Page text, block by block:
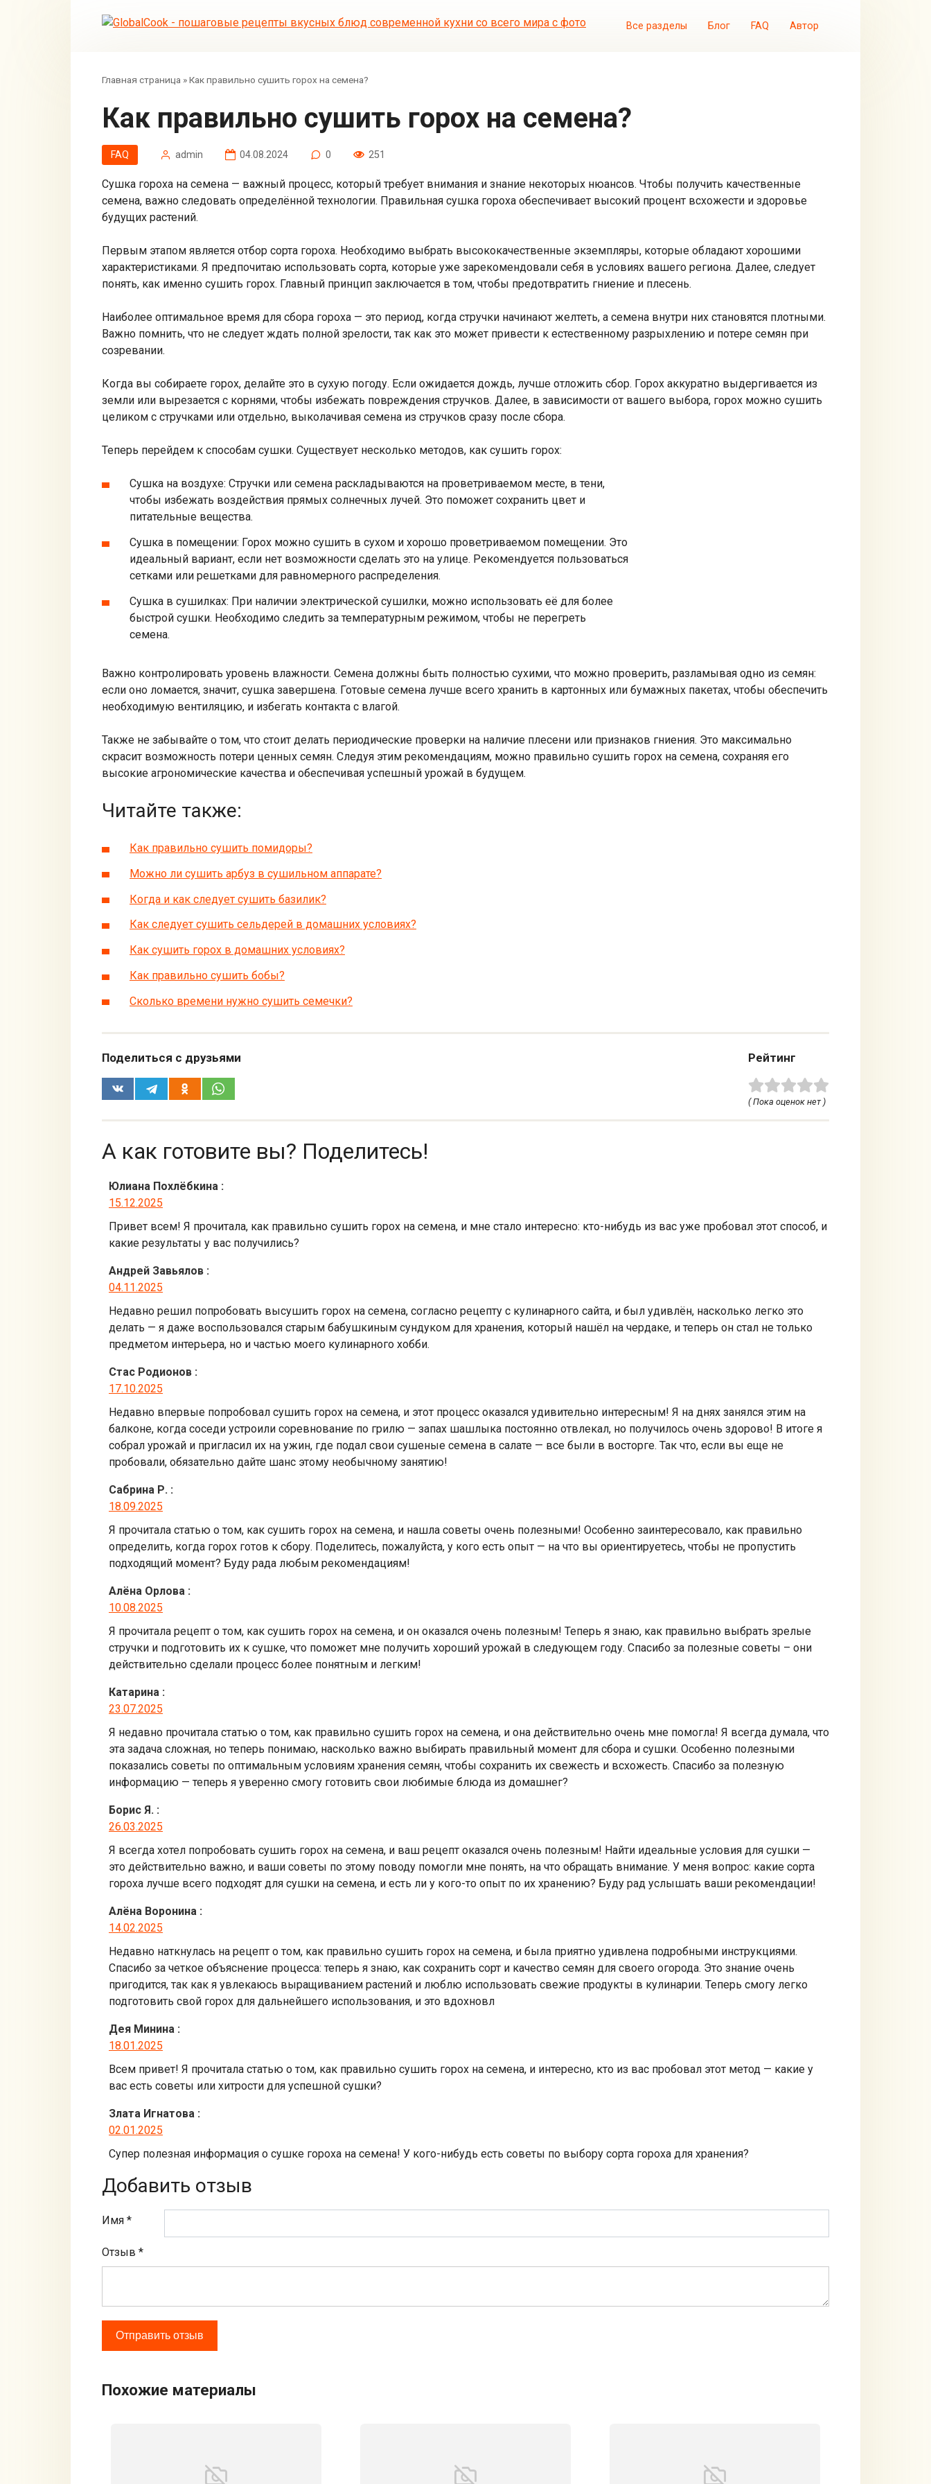
Все разделы Блог FAQ Автор
Главная страница »Как правильно сушить горох на семена?
Как правильно сушить горох на семена?
FAQ admin 04.08.2024 0 251
Сушка гороха на семена — важный процесс, который требует внимания и знание некоторых нюансов. Чтобы получить качественные
семена, важно следовать определённой технологии. Правильная сушка гороха обеспечивает высокий процент всхожести и здоровье
будущих растений.
Первым этапом является отбор сорта гороха. Необходимо выбрать высококачественные экземпляры, которые обладают хорошими
характеристиками. Я предпочитаю использовать сорта, которые уже зарекомендовали себя в условиях вашего региона. Далее, следует
понять, как именно сушить горох. Главный принцип заключается в том, чтобы предотвратить гниение и плесень.
Наиболее оптимальное время для сбора гороха — это период, когда стручки начинают желтеть, а семена внутри них становятся плотными.
Важно помнить, что не следует ждать полной зрелости, так как это может привести к естественному разрыхлению и потере семян при
созревании.
Когда вы собираете горох, делайте это в сухую погоду. Если ожидается дождь, лучше отложить сбор. Горох аккуратно выдергивается из
земли или вырезается с корнями, чтобы избежать повреждения стручков. Далее, в зависимости от вашего выбора, горох можно сушить
целиком с стручками или отдельно, выколачивая семена из стручков сразу после сбора.
Теперь перейдем к способам сушки. Существует несколько методов, как сушить горох:
Сушка на воздухе: Стручки или семена раскладываются на проветриваемом месте, в тени,
чтобы избежать воздействия прямых солнечных лучей. Это поможет сохранить цвет и
питательные вещества.
Сушка в помещении: Горох можно сушить в сухом и хорошо проветриваемом помещении. Это
идеальный вариант, если нет возможности сделать это на улице. Рекомендуется пользоваться
сетками или решетками для равномерного распределения.
Сушка в сушилках: При наличии электрической сушилки, можно использовать её для более
быстрой сушки. Необходимо следить за температурным режимом, чтобы не перегреть
семена.
Важно контролировать уровень влажности. Семена должны быть полностью сухими, что можно проверить, разламывая одно из семян:
если оно ломается, значит, сушка завершена. Готовые семена лучше всего хранить в картонных или бумажных пакетах, чтобы обеспечить
необходимую вентиляцию, и избегать контакта с влагой.
Также не забывайте о том, что стоит делать периодические проверки на наличие плесени или признаков гниения. Это максимально
скрасит возможность потери ценных семян. Следуя этим рекомендациям, можно правильно сушить горох на семена, сохраняя его
высокие агрономические качества и обеспечивая успешный урожай в будущем.
Читайте также:
Как правильно сушить помидоры?
Можно ли сушить арбуз в сушильном аппарате?
Когда и как следует сушить базилик?
Как следует сушить сельдерей в домашних условиях?
Как сушить горох в домашних условиях?
Как правильно сушить бобы?
Сколько времени нужно сушить семечки?
Поделиться с друзьями Рейтинг
( Пока оценок нет )
А как готовите вы? Поделитесь!
Юлиана Похлёбкина :
15.12.2025
Привет всем! Я прочитала, как правильно сушить горох на семена, и мне стало интересно: кто-нибудь из вас уже пробовал этот способ, и
какие результаты у вас получились?
Андрей Завьялов :
04.11.2025
Недавно решил попробовать высушить горох на семена, согласно рецепту с кулинарного сайта, и был удивлён, насколько легко это
делать — я даже воспользовался старым бабушкиным сундуком для хранения, который нашёл на чердаке, и теперь он стал не только
предметом интерьера, но и частью моего кулинарного хобби.
Стас Родионов :
17.10.2025
Недавно впервые попробовал сушить горох на семена, и этот процесс оказался удивительно интересным! Я на днях занялся этим на
балконе, когда соседи устроили соревнование по грилю — запах шашлыка постоянно отвлекал, но получилось очень здорово! В итоге я
собрал урожай и пригласил их на ужин, где подал свои сушеные семена в салате — все были в восторге. Так что, если вы еще не
пробовали, обязательно дайте шанс этому необычному занятию!
Сабрина Р. :
18.09.2025
Я прочитала статью о том, как сушить горох на семена, и нашла советы очень полезными! Особенно заинтересовало, как правильно
определить, когда горох готов к сбору. Поделитесь, пожалуйста, у кого есть опыт — на что вы ориентируетесь, чтобы не пропустить
подходящий момент? Буду рада любым рекомендациям!
Алёна Орлова :
10.08.2025
Я прочитала рецепт о том, как сушить горох на семена, и он оказался очень полезным! Теперь я знаю, как правильно выбрать зрелые
стручки и подготовить их к сушке, что поможет мне получить хороший урожай в следующем году. Спасибо за полезные советы – они
действительно сделали процесс более понятным и легким!
Катарина :
23.07.2025
Я недавно прочитала статью о том, как правильно сушить горох на семена, и она действительно очень мне помогла! Я всегда думала, что
эта задача сложная, но теперь понимаю, насколько важно выбирать правильный момент для сбора и сушки. Особенно полезными
показались советы по оптимальным условиям хранения семян, чтобы сохранить их свежесть и всхожесть. Спасибо за полезную
информацию — теперь я уверенно смогу готовить свои любимые блюда из домашнег?
Борис Я. :
26.03.2025
Я всегда хотел попробовать сушить горох на семена, и ваш рецепт оказался очень полезным! Найти идеальные условия для сушки —
это действительно важно, и ваши советы по этому поводу помогли мне понять, на что обращать внимание. У меня вопрос: какие сорта
гороха лучше всего подходят для сушки на семена, и есть ли у кого-то опыт по их хранению? Буду рад услышать ваши рекомендации!
Алёна Воронина :
14.02.2025
Недавно наткнулась на рецепт о том, как правильно сушить горох на семена, и была приятно удивлена подробными инструкциями.
Спасибо за четкое объяснение процесса: теперь я знаю, как сохранить сорт и качество семян для своего огорода. Это знание очень
пригодится, так как я увлекаюсь выращиванием растений и люблю использовать свежие продукты в кулинарии. Теперь смогу легко
подготовить свой горох для дальнейшего использования, и это вдохновл
Дея Минина :
18.01.2025
Всем привет! Я прочитала статью о том, как правильно сушить горох на семена, и интересно, кто из вас пробовал этот метод — какие у
вас есть советы или хитрости для успешной сушки?
Злата Игнатова :
02.01.2025
Супер полезная информация о сушке гороха на семена! У кого-нибудь есть советы по выбору сорта гороха для хранения?
Добавить отзыв
Имя *
Отзыв *
Похожие материалы